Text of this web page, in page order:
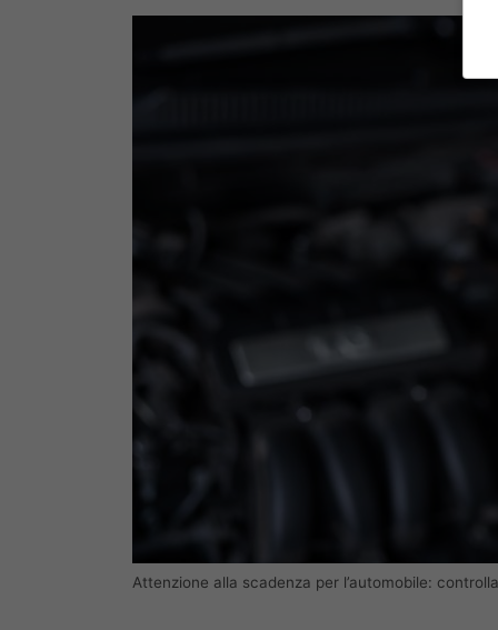
Attenzione alla scadenza per l’automobile: